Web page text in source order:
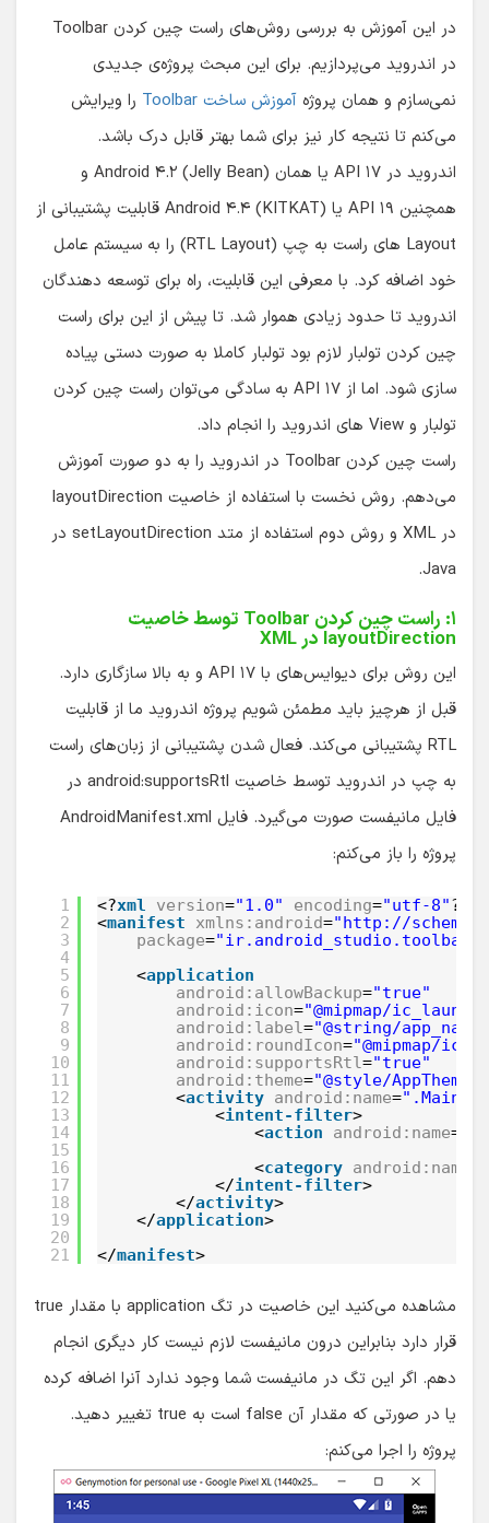
در این آموزش به بررسی روش‌های راست چین کردن Toolbar
در اندروید می‌پردازیم. برای این مبحث پروژه‌ی جدیدی
نمی‌سازم و همان پروژه آموزش ساخت Toolbar
را ویرایش
می‌کنم تا نتیجه کار نیز برای شما بهتر قابل درک باشد.
اندروید در API ۱۷ یا همان Android ۴.۲ (Jelly Bean) و
همچنین API ۱۹ یا Android ۴.۴ (KITKAT) قابلیت پشتیبانی از
Layout های راست به چپ (RTL Layout) را به سیستم عامل
خود اضافه کرد. با معرفی این قابلیت، راه برای توسعه دهندگان
اندروید تا حدود زیادی هموار شد. تا پیش از این برای راست
چین کردن تولبار لازم بود تولبار کاملا به صورت دستی پیاده
سازی شود. اما از API ۱۷ به سادگی می‌توان راست چین کردن
تولبار و View های اندروید را انجام داد.
راست چین کردن Toolbar در اندروید را به دو صورت آموزش
می‌دهم. روش نخست با استفاده از خاصیت layoutDirection
در XML و روش دوم استفاده از متد setLayoutDirection در
Java.
۱: راست چین کردن Toolbar توسط خاصیت
layoutDirection در XML
این روش برای دیوایس‌های با API ۱۷ و به بالا سازگاری دارد.
قبل از هرچیز باید مطمئن شویم پروژه اندروید ما از قابلیت
RTL پشتیبانی می‌کند. فعال شدن پشتیبانی از زبان‌های راست
به چپ در اندروید توسط خاصیت android:supportsRtl در
فایل مانیفست صورت می‌گیرد. فایل AndroidManifest.xml
پروژه را باز می‌کنم:
1
2
3
4
5
6
7
8
9
10
11
12
13
14
15
16
17
18
19
20
21
<?xml version="1.0" encoding="utf-8"?>
<manifest xmlns:android="http://
package="ir.android_studio.toolbar"
<application
android:allowBackup="true"
android:icon="@mipmap/
android:label="@string/app_name"
android:roundIcon="@mipmap/
android:supportsRtl="true"
android:theme="@style/AppTheme"
<activity android:name=
<intent-filter>
<action android:name=
<category android:name
</intent-filter>
</activity>
</application>
</manifest>
مشاهده می‌کنید این خاصیت در تگ application با مقدار true
قرار دارد بنابراین درون مانیفست لازم نیست کار دیگری انجام
دهم. اگر این تگ در مانیفست شما وجود ندارد آنرا اضافه کرده
یا در صورتی که مقدار آن false است به true تغییر دهید.
پروژه را اجرا می‌کنم: